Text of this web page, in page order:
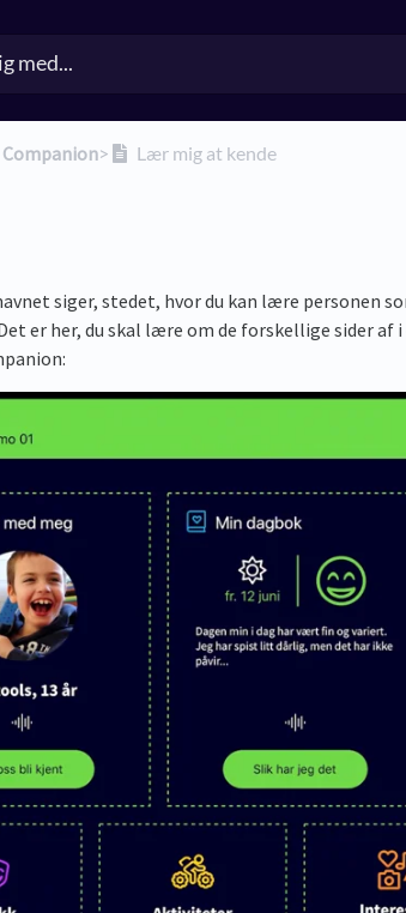
Companion​>​ Lær mig at kende
siger, stedet, hvor du kan lære personen
er her, du skal lære om de forskellige sider af